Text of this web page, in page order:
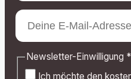
Newsletter-Einwilligung *
Ich möchte den